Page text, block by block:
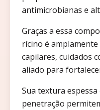
antimicrobianas e
Graças a essa
rícino é
capilares, cuidados
aliado para
Sua textura
penetração